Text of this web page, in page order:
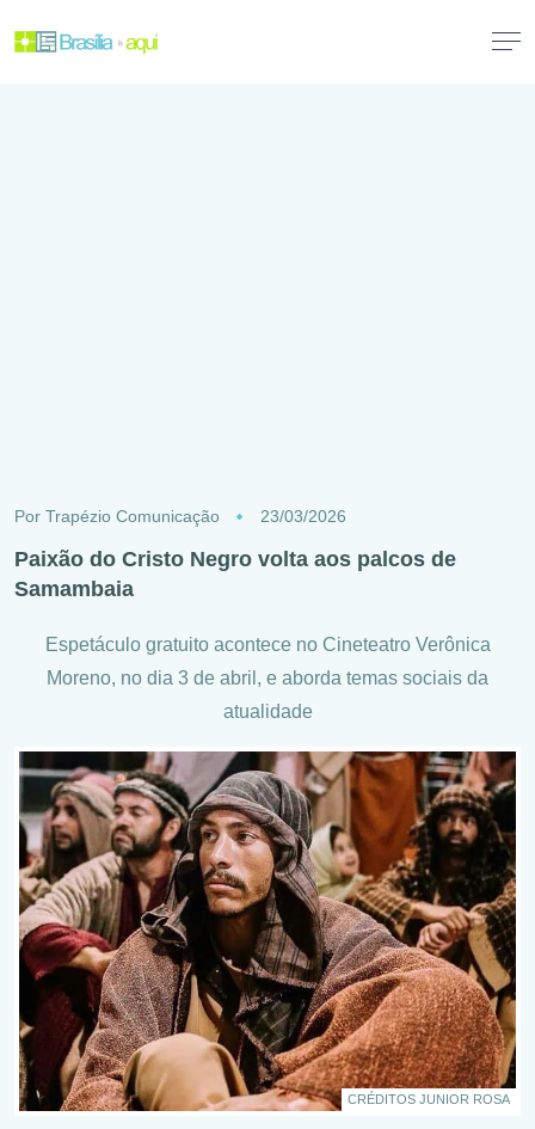
Por Trapézio Comunicação 23/03/2026
Paixão do Cristo Negro volta aos palcos de
Samambaia
Espetáculo gratuito acontece no Cineteatro Verônica
Moreno, no dia 3 de abril, e aborda temas sociais da
atualidade
CRÉDITOS JUNIOR ROSA